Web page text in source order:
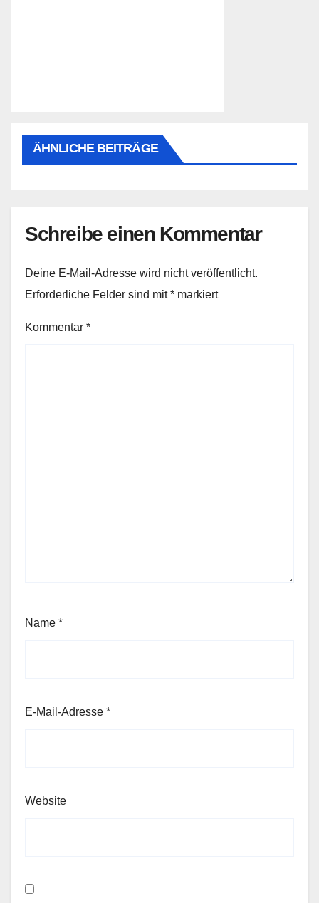
ÄHNLICHE BEITRÄGE
Schreibe einen Kommentar
Deine E-Mail-Adresse wird nicht veröffentlicht.
Erforderliche Felder sind mit* markiert
Kommentar *
Name *
E-Mail-Adresse *
Website